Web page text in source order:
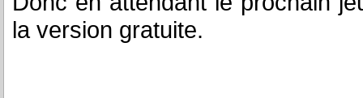
la version gratuite.